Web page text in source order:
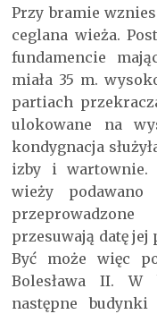
Przy bramie
ceglana wieża.
fundamencie
miała 35 m.
partiach
ulokowane na
kondygnacja
izby i wartownie.
wieży
przesuwają datę jej
Być może więc
Bolesława II. W
następne budynki